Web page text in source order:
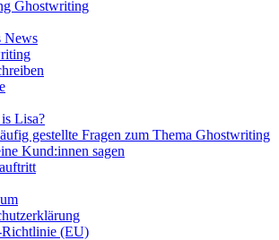
Ghostwriting
News
Lisa?
gestellte Fragen zum Thema Ghostwriting
Kund:innen sagen
(EU)